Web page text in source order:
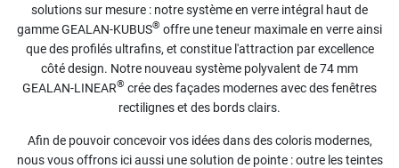
solutions sur mesure : notre système en verre intégral haut de
gamme GEALAN-KUBUS® offre une teneur maximale en verre ainsi
que des profilés ultrafins, et constitue l'attraction par excellence
côté design. Notre nouveau système polyvalent de 74 mm
GEALAN-LINEAR® crée des façades modernes avec des fenêtres
rectilignes et des bords clairs.
Afin de pouvoir concevoir vos idées dans des coloris modernes,
nous vous offrons ici aussi une solution de pointe : outre les teintes